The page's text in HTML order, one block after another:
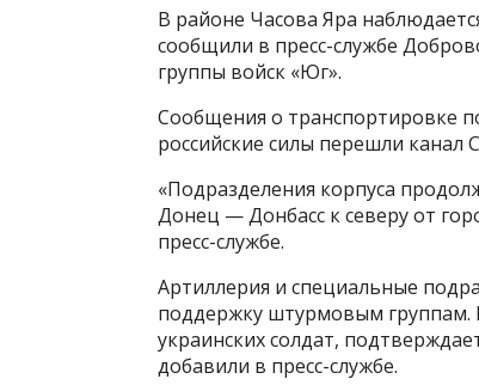
В районе Часова Яра
сообщили в пресс-службе
группы войск «Юг».
Сообщения о транспортировке
российские силы перешли канал
«Подразделения корпуса
Донец — Донбасс к северу от
пресс-службе.
Артиллерия и специальные
поддержку штурмовым группам.
украинских солдат,
добавили в пресс-службе.